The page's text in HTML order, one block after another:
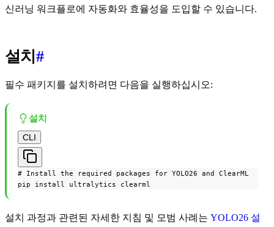
신러닝 워크플로에 자동화와 효율성을 도입할 수 있습니다.
설치 #
필수 패키지를 설치하려면 다음을 실행하십시오:
설치
CLI
# Install the required packages for YOLO26 and ClearML
pip install ultralytics clearml
설치 과정과 관련된 자세한 지침 및 모범 사례는 YOLO26 설